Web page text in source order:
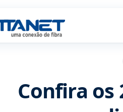
Confira os